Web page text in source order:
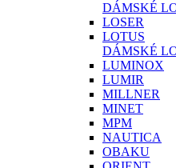
DÁMSKÉ
LOSER
LOTUS
DÁMSKÉ
LUMINOX
LUMIR
MILLNER
MINET
MPM
NAUTICA
OBAKU